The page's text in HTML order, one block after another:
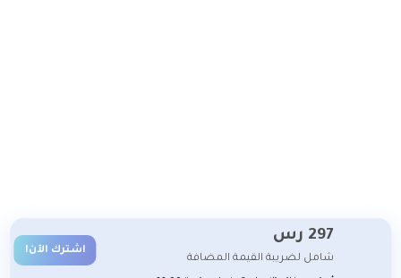
297 رس
شامل لضريبة القيمة المضافة
اشترك الآن!